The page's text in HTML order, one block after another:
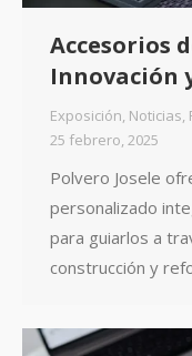
Accesorios
Innovación
Exposición, Noticias,
25 febrero, 2025
Polvero Josele
personalizado
para guiarlos a
construcción y